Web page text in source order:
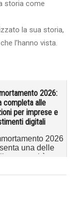
storia come
la sua storia,
l’hanno vista.
2026:
completa alle
per imprese e
digitali
2026
una delle
opportunità per
i...